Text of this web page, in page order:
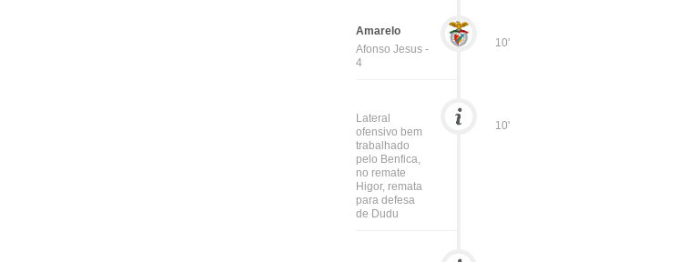
10'
Amarelo
Afonso Jesus -
4
10'
Lateral
ofensivo bem
trabalhado
pelo Benfica,
no remate
Higor, remata
para defesa
de Dudu